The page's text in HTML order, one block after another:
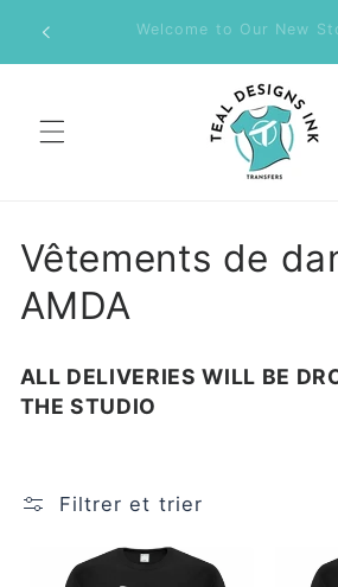
passer
DE Welcome to Our New
C
o
l
c
Vêtements de
AMDA
ALL DELIVERIES WILL BE
THE STUDIO
Filtrer et trier